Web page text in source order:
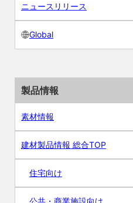
ニュースリリース
Global
製品情報
素材情報
建材製品情報 総合TOP
住宅向け
公共・商業施設向け